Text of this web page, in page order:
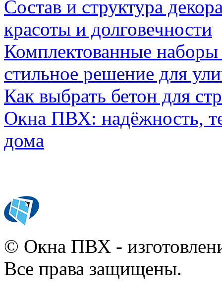
Состав и структура
красоты и долговечности
Комплектованные наборы
стильное решение для
Как выбрать бетон для
Окна ПВХ: надёжность,
дома
© Окна ПВХ -
Все права защищены.